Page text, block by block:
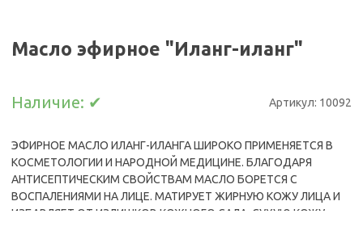
Масло эфирное "Иланг-иланг"
Наличие: ✔ Артикул: 10092
ЭФИРНОЕ МАСЛО ИЛАНГ-ИЛАНГА ШИРОКО ПРИМЕНЯЕТСЯ В
КОСМЕТОЛОГИИ И НАРОДНОЙ МЕДИЦИНЕ. БЛАГОДАРЯ
АНТИСЕПТИЧЕСКИМ СВОЙСТВАМ МАСЛО БОРЕТСЯ С
ВОСПАЛЕНИЯМИ НА ЛИЦЕ. МАТИРУЕТ ЖИРНУЮ КОЖУ ЛИЦА И
ИЗБАВЛЯЕТ ОТ ИЗЛИШКОВ КОЖНОГО САЛА. СУХУЮ КОЖУ,